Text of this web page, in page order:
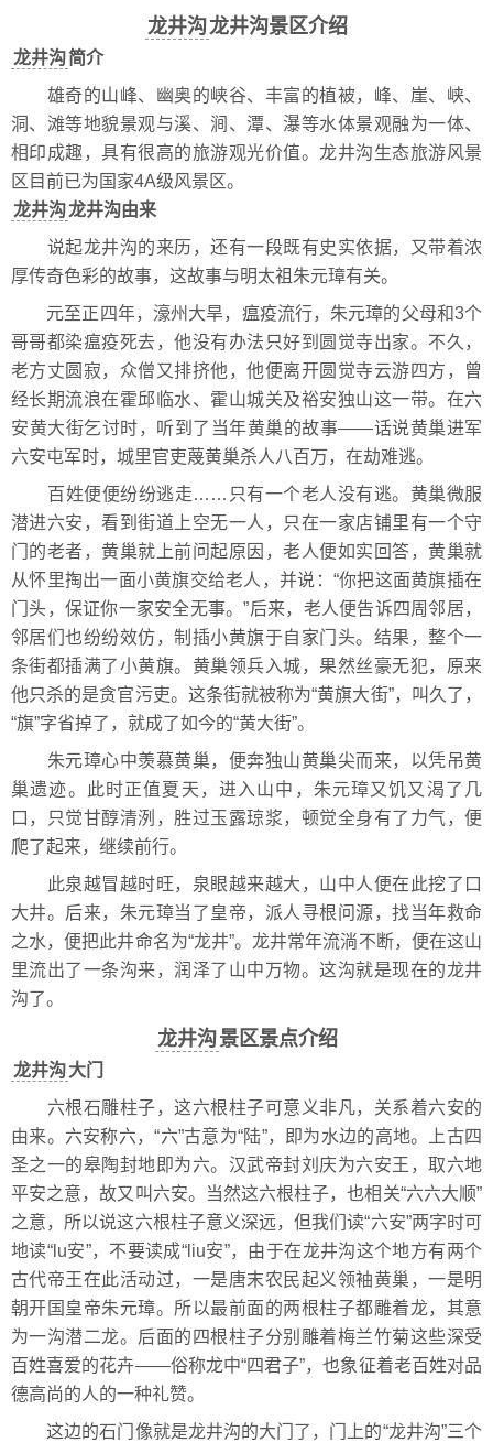
龙井沟龙井沟景区介绍
龙井沟简介
雄奇的山峰、幽奥的峡谷、丰富的植被，峰、崖、峡、
洞、滩等地貌景观与溪、涧、潭、瀑等水体景观融为一体、
相印成趣，具有很高的旅游观光价值。龙井沟生态旅游风景
区目前已为国家4A级风景区。
龙井沟龙井沟由来
说起龙井沟的来历，还有一段既有史实依据，又带着浓
厚传奇色彩的故事，这故事与明太祖朱元璋有关。
元至正四年，濠州大旱，瘟疫流行，朱元璋的父母和3个
哥哥都染瘟疫死去，他没有办法只好到圆觉寺出家。不久，
老方丈圆寂，众僧又排挤他，他便离开圆觉寺云游四方，曾
经长期流浪在霍邱临水、霍山城关及裕安独山这一带。在六
安黄大街乞讨时，听到了当年黄巢的故事——话说黄巢进军
六安屯军时，城里官吏蔑黄巢杀人八百万，在劫难逃。
百姓便便纷纷逃走……只有一个老人没有逃。黄巢微服
潜进六安，看到街道上空无一人，只在一家店铺里有一个守
门的老者，黄巢就上前问起原因，老人便如实回答，黄巢就
从怀里掏出一面小黄旗交给老人，并说：“你把这面黄旗插在
门头，保证你一家安全无事。”后来，老人便告诉四周邻居，
邻居们也纷纷效仿，制插小黄旗于自家门头。结果，整个一
条街都插满了小黄旗。黄巢领兵入城，果然丝豪无犯，原来
他只杀的是贪官污吏。这条街就被称为“黄旗大街”，叫久了，
“旗”字省掉了，就成了如今的“黄大街”。
朱元璋心中羡慕黄巢，便奔独山黄巢尖而来，以凭吊黄
巢遗迹。此时正值夏天，进入山中，朱元璋又饥又渴了几
口，只觉甘醇清洌，胜过玉露琼浆，顿觉全身有了力气，便
爬了起来，继续前行。
此泉越冒越时旺，泉眼越来越大，山中人便在此挖了口
大井。后来，朱元璋当了皇帝，派人寻根问源，找当年救命
之水，便把此井命名为“龙井”。龙井常年流淌不断，便在这山
里流出了一条沟来，润泽了山中万物。这沟就是现在的龙井
沟了。
龙井沟景区景点介绍
龙井沟大门
六根石雕柱子，这六根柱子可意义非凡，关系着六安的
由来。六安称六，“六”古意为“陆”，即为水边的高地。上古四
圣之一的皋陶封地即为六。汉武帝封刘庆为六安王，取六地
平安之意，故又叫六安。当然这六根柱子，也相关“六六大顺”
之意，所以说这六根柱子意义深远，但我们读“六安”两字时可
地读“lu安”，不要读成“liu安”，由于在龙井沟这个地方有两个
古代帝王在此活动过，一是唐末农民起义领袖黄巢，一是明
朝开国皇帝朱元璋。所以最前面的两根柱子都雕着龙，其意
为一沟潜二龙。后面的四根柱子分别雕着梅兰竹菊这些深受
百姓喜爱的花卉——俗称龙中“四君子”，也象征着老百姓对品
德高尚的人的一种礼赞。
这边的石门像就是龙井沟的大门了，门上的“龙井沟”三个